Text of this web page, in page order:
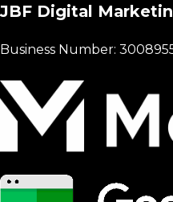
JBF Digital
Business Number: